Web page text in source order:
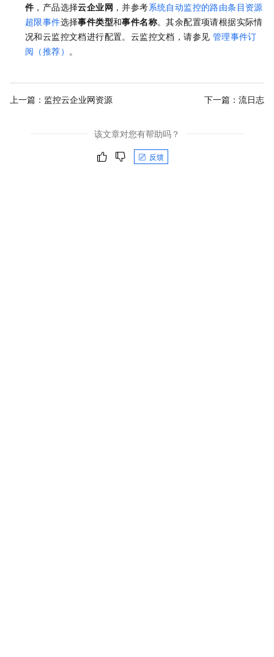
件 ，产品选择云企业网 ，并参考系统自动监控的路由条目资源
超限事件选择事件类型和事件名称。其余配置项请根据实际情
况和云监控文档进行配置。云监控文档，请参见 管理事件订
阅（推荐） 。
上一篇： 监控云企业网资源 下一篇： 流日志
该文章对您有帮助吗？
反馈